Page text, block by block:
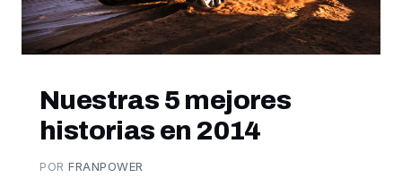
Nuestras 5 mejores
historias en 2014
PORFRANPOWER